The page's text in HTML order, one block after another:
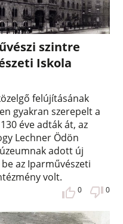
szintre
Iskola
felújításának
gyakran szerepelt a
éve adták át, az
Lechner Ödön
adott új
az Iparművészeti
volt.
0 0